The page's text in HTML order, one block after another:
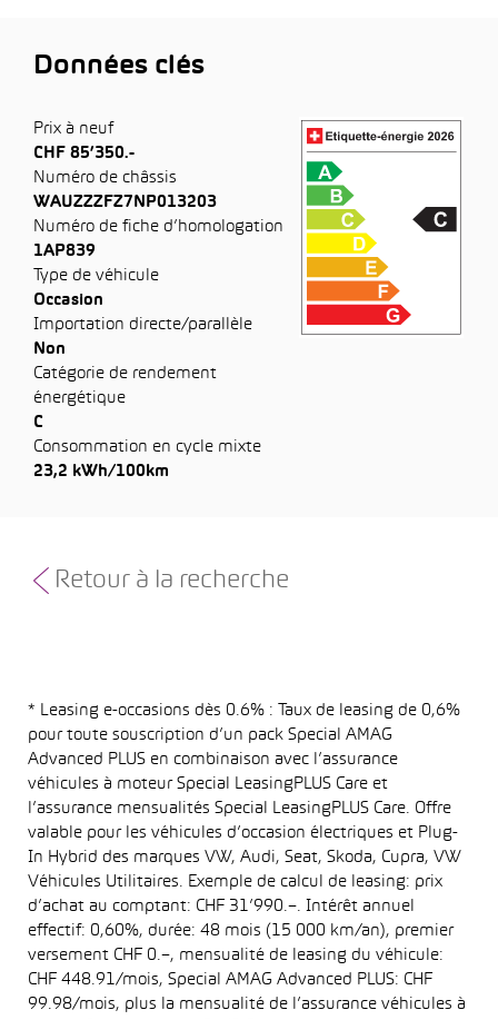
Données clés
Prix à neuf
CHF 85’350.-
Numéro de châssis
WAUZZZFZ7NP013203
Numéro de fiche d’homologation
1AP839
Type de véhicule
Occasion
Importation directe/parallèle
Non
Catégorie de rendement
énergétique
C
Consommation en cycle mixte
23,2 kWh/100km
Retour à la recherche
* Leasing e-occasions dès 0.6% : Taux de leasing de 0,6%
pour toute souscription d’un pack Special AMAG
Advanced PLUS en combinaison avec l’assurance
véhicules à moteur Special LeasingPLUS Care et
l’assurance mensualités Special LeasingPLUS Care. Offre
valable pour les véhicules d’occasion électriques et Plug-
In Hybrid des marques VW, Audi, Seat, Skoda, Cupra, VW
Véhicules Utilitaires. Exemple de calcul de leasing: prix
d’achat au comptant: CHF 31’990.–. Intérêt annuel
effectif: 0,60%, durée: 48 mois (15 000 km/an), premier
versement CHF 0.–, mensualité de leasing du véhicule:
CHF 448.91/mois, Special AMAG Advanced PLUS: CHF
99.98/mois, plus la mensualité de l’assurance véhicules à